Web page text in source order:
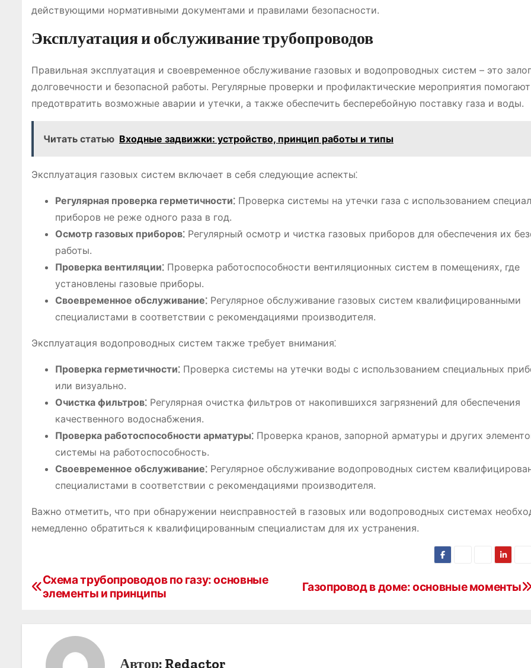
действующими нормативными документами и правилами безопасности.
Эксплуатация и обслуживание трубопроводов
Правильная эксплуатация и своевременное обслуживание газовых и водопроводных систем – это
долговечности и безопасной работы. Регулярные проверки и профилактические мероприятия помогают
предотвратить возможные аварии и утечки, а также обеспечить бесперебойную поставку газа и воды.
Читать статью Входные задвижки: устройство, принцип работы и типы
Эксплуатация газовых систем включает в себя следующие аспекты⁚
Регулярная проверка герметичности⁚ Проверка системы на утечки газа с использованием
приборов не реже одного раза в год.
Осмотр газовых приборов⁚ Регулярный осмотр и чистка газовых приборов для обеспечения их
работы.
Проверка вентиляции⁚ Проверка работоспособности вентиляционных систем в помещениях, где
установлены газовые приборы.
Своевременное обслуживание⁚ Регулярное обслуживание газовых систем квалифицированными
специалистами в соответствии с рекомендациями производителя.
Эксплуатация водопроводных систем также требует внимания⁚
Проверка герметичности⁚ Проверка системы на утечки воды с использованием специальных
или визуально.
Очистка фильтров⁚ Регулярная очистка фильтров от накопившихся загрязнений для обеспечения
качественного водоснабжения.
Проверка работоспособности арматуры⁚ Проверка кранов, запорной арматуры и других
системы на работоспособность.
Своевременное обслуживание⁚ Регулярное обслуживание водопроводных систем
специалистами в соответствии с рекомендациями производителя.
Важно отметить, что при обнаружении неисправностей в газовых или водопроводных системах
немедленно обратиться к квалифицированным специалистам для их устранения.
Н
Газопровод в доме: основные моменты
Схема трубопроводов по газу: основные
элементы и принципы
Автор: Redactor